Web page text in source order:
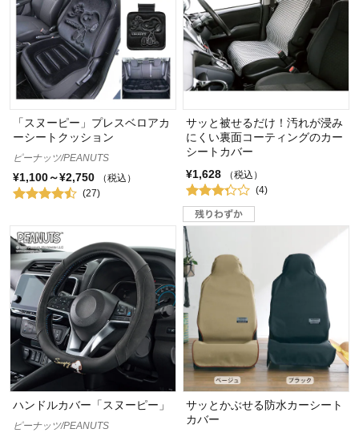
「スヌーピー」プレスベロアカ
ーシートクッション
ピーナッツ/PEANUTS
¥1,100～¥2,750
（税込）
(27)
サッと被せるだけ！汚れが浸み
にくい裏面コーティングのカー
シートカバー
¥1,628
（税込）
(4)
ハンドルカバー「スヌーピー」
ピーナッツ/PEANUTS
サッとかぶせる防水カーシート
カバー